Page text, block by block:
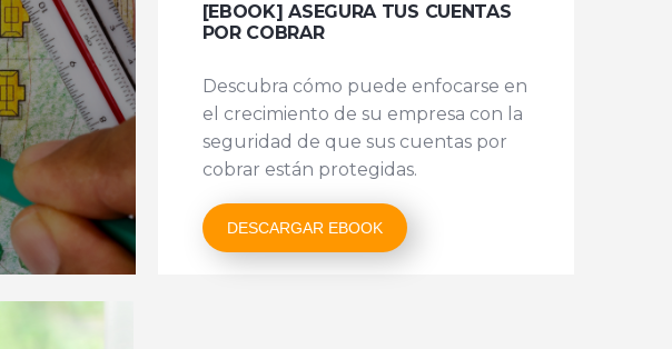
[EBOOK] ASEGURA TUS CUENTAS
POR COBRAR
Descubra cómo puede enfocarse en
el crecimiento de su empresa con la
seguridad de que sus cuentas por
cobrar están protegidas.
DESCARGAR EBOOK